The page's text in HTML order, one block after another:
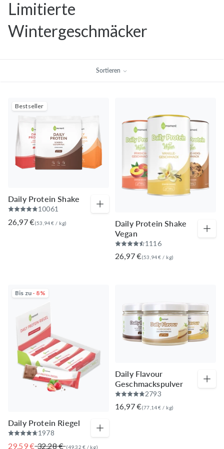
Limitierte
Wintergeschmäcker
Sortieren
Bestseller
Daily Protein Shake
10061
26,97 €(53,94 € / kg)
Daily Protein Shake
Vegan
1116
26,97 €(53,94 € / kg)
Bis zu - 8%
Daily Protein Riegel
1978
29,59 € 32,28 € (49,32 € / kg)
Daily Flavour
Geschmackspulver
2793
16,97 €(77,14 € / kg)